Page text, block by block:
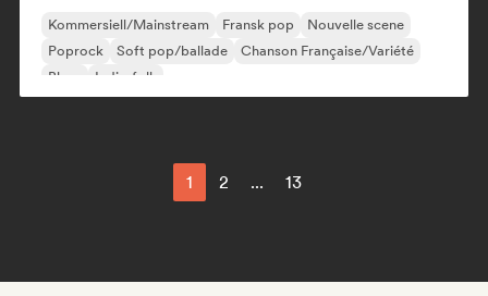
Kommersiell/Mainstream Fransk pop
Nouvelle scene
Poprock
Soft pop/ballade
Chanson Française/Variété
Blues
Indie-folk
1 2 ... 13